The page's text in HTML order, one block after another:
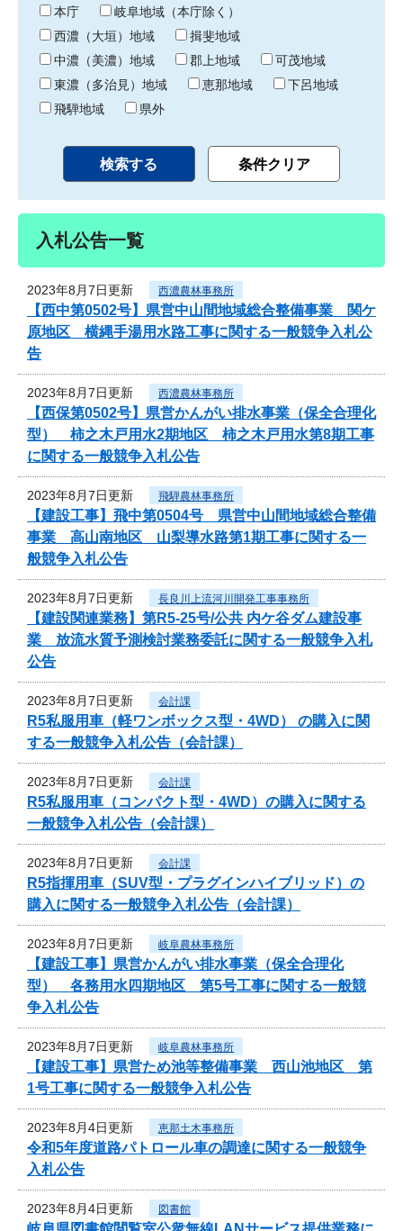
わ
り
本庁
岐阜地域（本庁除く）
西濃（大垣）地域
揖斐地域
中濃（美濃）地域
郡上地域
可茂地域
東濃（多治見）地域
恵那地域
下呂地域
飛騨地域
県外
入札公告一覧
2023年8月7日更新 西濃農林事務所
【西中第0502号】県営中山間地域総合整備事業 関ケ
原地区 横縄手湯用水路工事に関する一般競争入札公
告
2023年8月7日更新 西濃農林事務所
【西保第0502号】県営かんがい排水事業（保全合理化
型） 柿之木戸用水2期地区 柿之木戸用水第8期工事
に関する一般競争入札公告
2023年8月7日更新 飛騨農林事務所
【建設工事】飛中第0504号 県営中山間地域総合整備
事業 高山南地区 山梨導水路第1期工事に関する一
般競争入札公告
2023年8月7日更新 長良川上流河川開発工事事務所
【建設関連業務】第R5-25号/公共 内ケ谷ダム建設事
業 放流水質予測検討業務委託に関する一般競争入札
公告
2023年8月7日更新 会計課
R5私服用車（軽ワンボックス型・4WD） の購入に関
する一般競争入札公告（会計課）
2023年8月7日更新 会計課
R5私服用車（コンパクト型・4WD）の購入に関する
一般競争入札公告（会計課）
2023年8月7日更新 会計課
R5指揮用車（SUV型・プラグインハイブリッド）の
購入に関する一般競争入札公告（会計課）
2023年8月7日更新 岐阜農林事務所
【建設工事】県営かんがい排水事業（保全合理化
型） 各務用水四期地区 第5号工事に関する一般競
争入札公告
2023年8月7日更新 岐阜農林事務所
【建設工事】県営ため池等整備事業 西山池地区 第
1号工事に関する一般競争入札公告
2023年8月4日更新 恵那土木事務所
令和5年度道路パトロール車の調達に関する一般競争
入札公告
2023年8月4日更新 図書館